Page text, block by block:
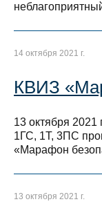
14 октября 2021 г.
КВИЗ
13 октября 2021
1ГС, 1Т, 3ПС
«Марафон
13 октября 2021 г.